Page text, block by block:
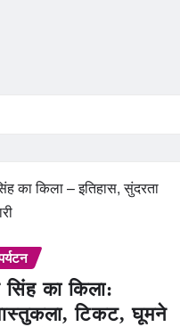
सिंह का किला:
टिकट, घूमने